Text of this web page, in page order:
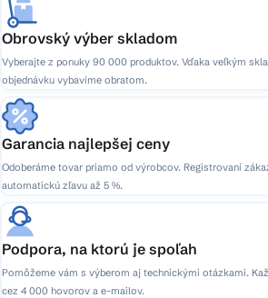
Obrovský výber skladom
Vyberajte z ponuky 90 000 produktov. Vďaka veľkým
objednávku vybavíme obratom.
Garancia najlepšej ceny
Odoberáme tovar priamo od výrobcov. Registrovaní
automatickú zľavu až 5 %.
Podpora, na ktorú je spoľah
Pomôžeme vám s výberom aj technickými otázkami.
cez 4 000 hovorov a e-mailov.